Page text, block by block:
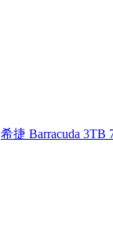
希捷 Barracuda 3TB